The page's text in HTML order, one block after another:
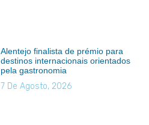
Alentejo finalista de prémio para
destinos internacionais orientados
pela gastronomia
7 De Agosto, 2026